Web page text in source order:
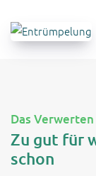
Das Verwerten
Zu gut für
schon